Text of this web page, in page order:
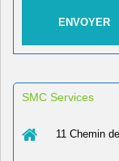
SMC Services
11 Chemin